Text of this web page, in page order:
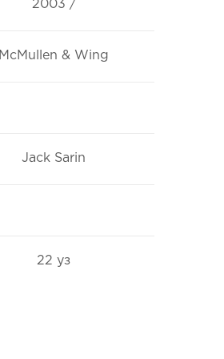
2003 /
McMullen & Wing
Jack Sarin
22 уз